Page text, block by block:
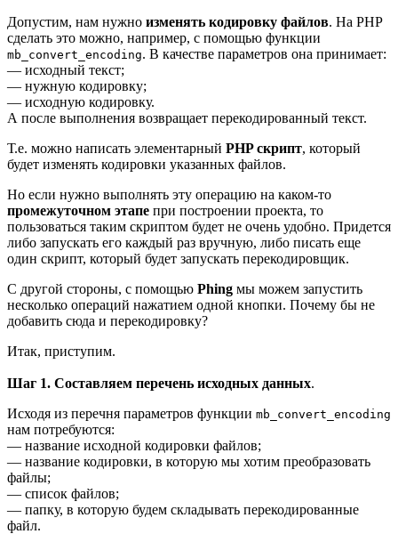
Допустим, нам нужно изменять кодировку файлов. На PHP
сделать это можно, например, с помощью функции
mb_convert_encoding. В качестве параметров она принимает:
— исходный текст;
— нужную кодировку;
— исходную кодировку.
А после выполнения возвращает перекодированный текст.
Т.е. можно написать элементарный PHP скрипт, который
будет изменять кодировки указанных файлов.
Но если нужно выполнять эту операцию на каком-то
промежуточном этапе при построении проекта, то
пользоваться таким скриптом будет не очень удобно. Придется
либо запускать его каждый раз вручную, либо писать еще
один скрипт, который будет запускать перекодировщик.
С другой стороны, с помощью Phing мы можем запустить
несколько операций нажатием одной кнопки. Почему бы не
добавить сюда и перекодировку?
Итак, приступим.
Шаг 1. Составляем перечень исходных данных.
Исходя из перечня параметров функции mb_convert_encoding
нам потребуются:
— название исходной кодировки файлов;
— название кодировки, в которую мы хотим преобразовать
файлы;
— список файлов;
— папку, в которую будем складывать перекодированные
файл.